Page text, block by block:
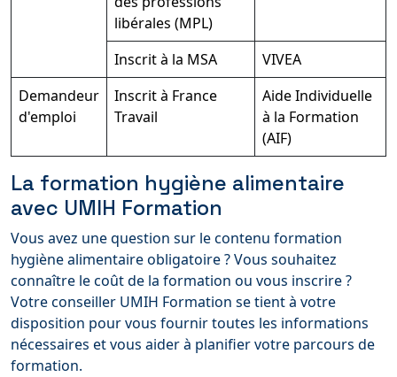
libérales (MPL)
Inscrit à la MSA
VIVEA
Demandeur
d'emploi
Inscrit à France
Travail
Aide Individuelle
à la Formation
(AIF)
La formation hygiène alimentaire
avec UMIH Formation
Vous avez une question sur le contenu formation
hygiène alimentaire obligatoire ? Vous souhaitez
connaître le coût de la formation ou vous inscrire ?
Votre conseiller UMIH Formation se tient à votre
disposition pour vous fournir toutes les informations
nécessaires et vous aider à planifier votre parcours de
formation.